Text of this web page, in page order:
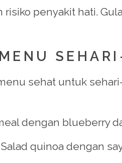
risiko penyakit hati.
sehat untuk
dengan blueberry
Salad quinoa dengan